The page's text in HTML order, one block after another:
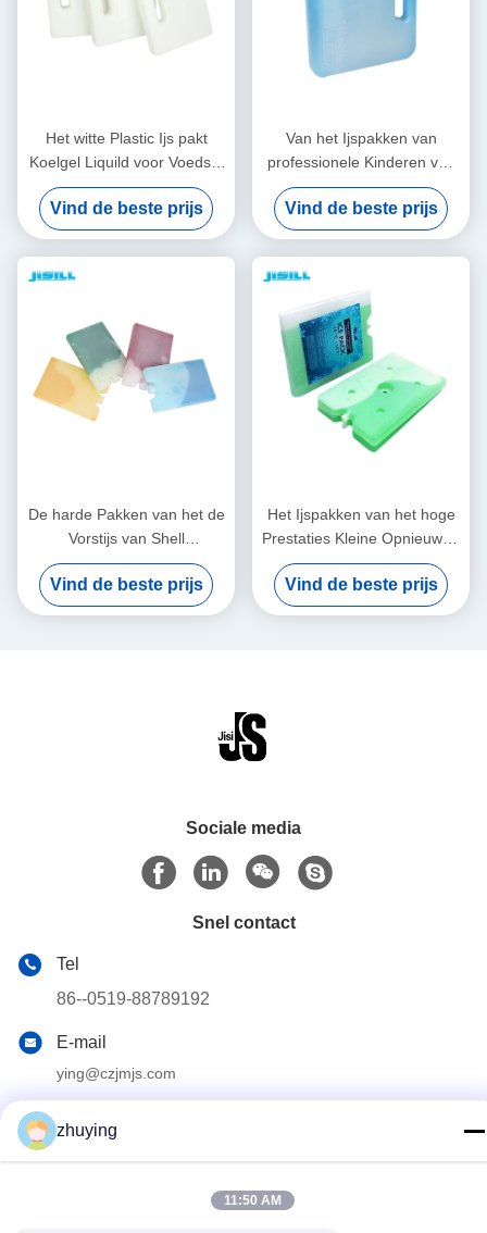
Het witte Plastic Ijs pakt
Koelgel Liquild voor Voedsel
in dat in Koelere Zak wordt
bevroren
Vind de beste prijs
Van het Ijspakken van
professionele Kinderen van
het het Ijsgel de Eutectische
Plaat voor Vermeld Koelen
CPSIA
Vind de beste prijs
De harde Pakken van het de
Vorstijs van Shell
Onmiddellijke, de Grote
Opnieuw te gebruiken
Pakken van het Gelijs
Vind de beste prijs
Het Ijspakken van het hoge
Prestaties Kleine Opnieuw te
gebruiken Gel,
Diepvriezerkoude
compressen
Vind de beste prijs
Sociale media
Snel contact
Tel
86--0519-88789192
E-mail
ying@czjmjs.com
DE HANDELSvierkant VAN NO.10-930
JIAHONGSHENGSHI, ZHONGLOU-DE PROVINCIE VAN DE
zhuying
11:50 AM